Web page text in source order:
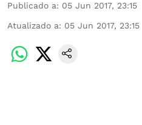
Publicado a: 05 Jun 2017, 23:15
Atualizado a: 05 Jun 2017, 23:15